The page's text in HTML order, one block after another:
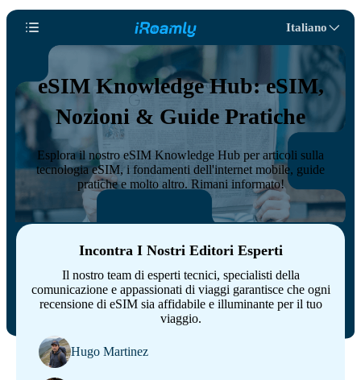
Italiano
eSIM Knowledge Hub: eSIM,
Nozioni & Guide Pratiche
Esplora il nostro eSIM Knowledge Hub per articoli sulla
tecnologia eSIM, i fondamenti dell'internet mobile, guide
pratiche e molto altro. Rimani informato!
Incontra I Nostri Editori Esperti
Il nostro team di esperti tecnici, specialisti della
comunicazione e appassionati di viaggi garantisce che ogni
recensione di eSIM sia affidabile e illuminante per il tuo
viaggio.
Hugo Martinez